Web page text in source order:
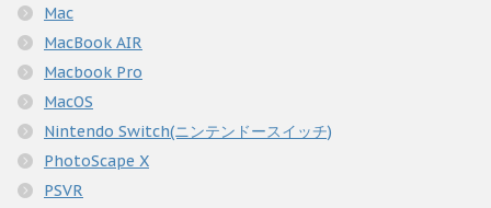
Mac
MacBook AIR
Macbook Pro
MacOS
Nintendo Switch(ニンテンドースイッチ)
PhotoScape X
PSVR